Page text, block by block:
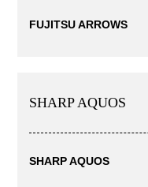
FUJITSU ARROWS
SHARP AQUOS
SHARP AQUOS